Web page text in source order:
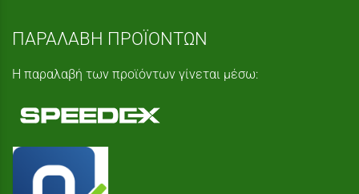
ΠΑΡΑΛΑΒΗ ΠΡΟΪΟΝΤΩΝ
Η παραλαβή των προϊόντων γίνεται μέσω: